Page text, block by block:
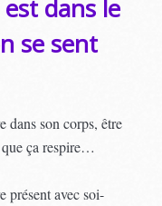
dans le
se sent
dans son corps, être
que ça respire…
présent avec soi-